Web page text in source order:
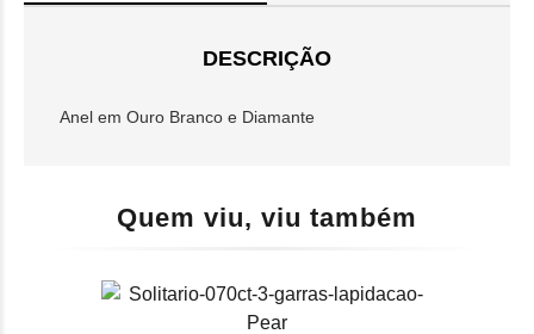
DESCRIÇÃO
Anel em Ouro Branco e Diamante
Quem viu, viu também